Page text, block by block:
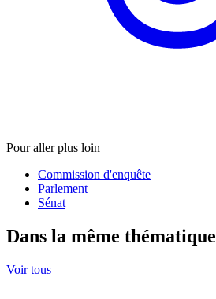
Pour aller plus loin
Commission d'enquête
Parlement
Sénat
Dans la même thématique
Voir tous